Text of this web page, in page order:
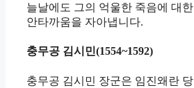
늘날에도 그의 억울한 죽음에 대한
안타까움을 자아냅니다.
충무공 김시민(1554~1592)
충무공 김시민 장군은 임진왜란 당